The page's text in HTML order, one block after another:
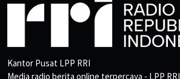
Kantor Pusat LPP RRI
Media radio berita online terpercaya - LPP RRI